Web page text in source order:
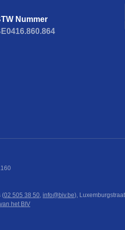
Nummer
(02 505 38 50, info@biv.be),
het BIV